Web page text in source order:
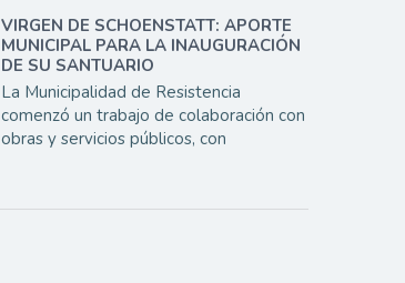
VIRGEN DE SCHOENSTATT: APORTE
MUNICIPAL PARA LA INAUGURACIÓN
DE SU SANTUARIO
La Municipalidad de Resistencia
comenzó un trabajo de colaboración con
obras y servicios públicos, con